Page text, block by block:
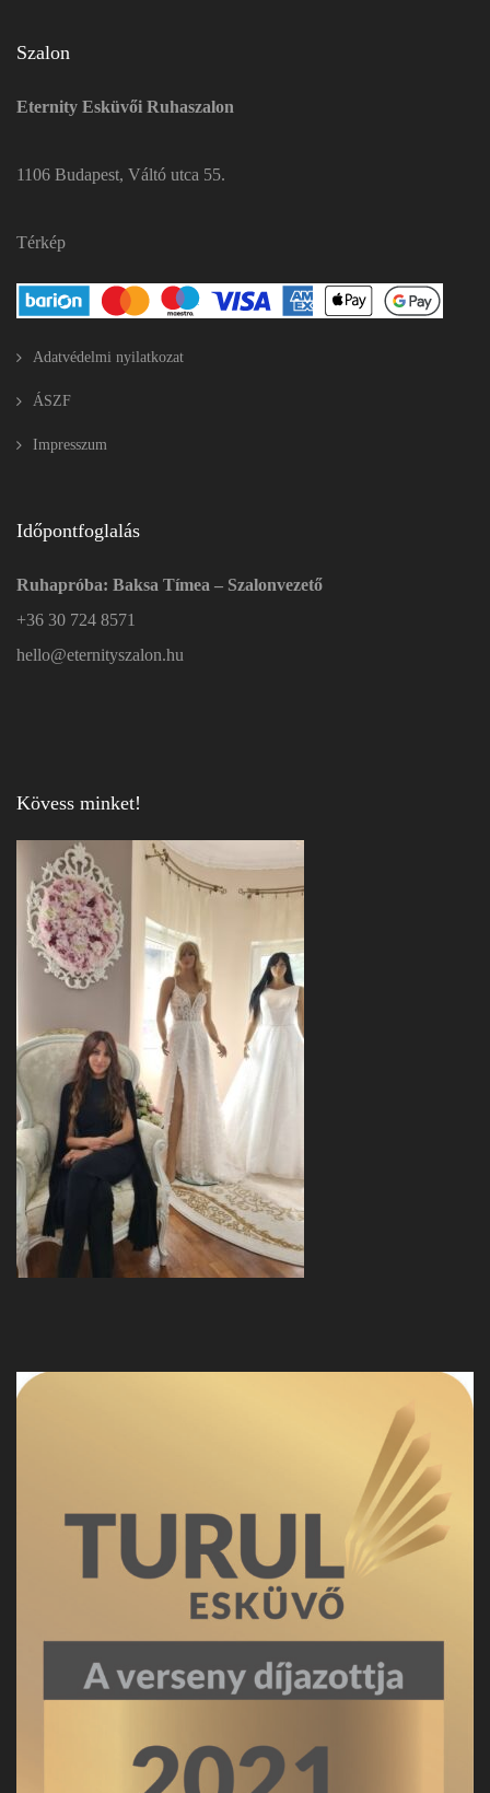
Szalon
Eternity Esküvői Ruhaszalon
1106 Budapest, Váltó utca 55.
Térkép
Adatvédelmi nyilatkozat
ÁSZF
Impresszum
Időpontfoglalás
Ruhapróba: Baksa Tímea – Szalonvezető
+36 30 724 8571
hello@eternityszalon.hu
Kövess minket!